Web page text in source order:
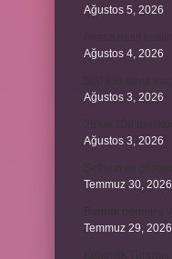
Ağustos 5, 2026
Ağustos 4, 2026
Ağustos 3, 2026
Ağustos 3, 2026
Temmuz 30, 2026
Temmuz 29, 2026